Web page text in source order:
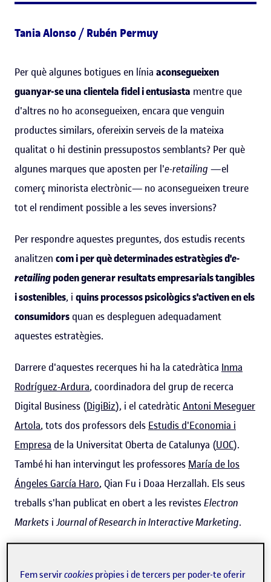
Tania Alonso / Rubén Permuy
Per què algunes botigues en línia aconsegueixen
guanyar-se una clientela fidel i entusiasta mentre que
d'altres no ho aconsegueixen, encara que venguin
productes similars, ofereixin serveis de la mateixa
qualitat o hi destinin pressupostos semblants? Per què
algunes marques que aposten per l'e-retailing —el
comerç minorista electrònic— no aconsegueixen treure
tot el rendiment possible a les seves inversions?
Per respondre aquestes preguntes, dos estudis recents
analitzen com i per què determinades estratègies d'e-
retailingpoden generar resultats empresarials tangibles
i sostenibles, i quins processos psicològics s'activen en els
consumidors quan es despleguen adequadament
aquestes estratègies.
Darrere d'aquestes recerques hi ha la catedràtica Inma
Rodríguez-Ardura, coordinadora del grup de recerca
Digital Business (DigiBiz), i el catedràticAntoni Meseguer
Artola, tots dos professors dels Estudis d'Economia i
Empresa de la Universitat Oberta de Catalunya (UOC).
Tambéhi han intervingut les professores María de los
Ángeles García Haro, Qian Fu i Doaa Herzallah. Els seus
treballs s'han publicat en obert a les revistesElectron
Markets iJournal of Research in Interactive Marketing.
estratègies d'e-retailingnomés generen veritable valor
Fem servircookies pròpies i de tercers per poder-te oferir